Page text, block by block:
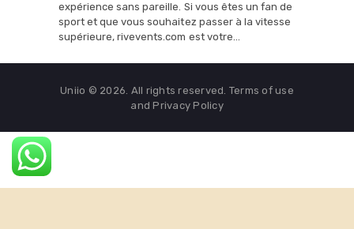
expérience sans pareille. Si vous êtes un fan de
sport et que vous souhaitez passer à la vitesse
supérieure, rivevents.com est votre…
Uniio © 2026. All rights reserved. Terms of use
and Privacy Policy